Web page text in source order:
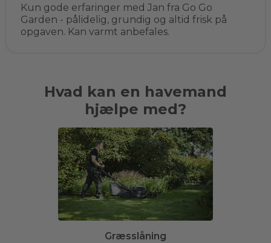
Kun gode erfaringer med Jan fra Go Go
Garden - pålidelig, grundig og altid frisk på
opgaven. Kan varmt anbefales.
Hvad kan en havemand
hjælpe med?
Græsslåning